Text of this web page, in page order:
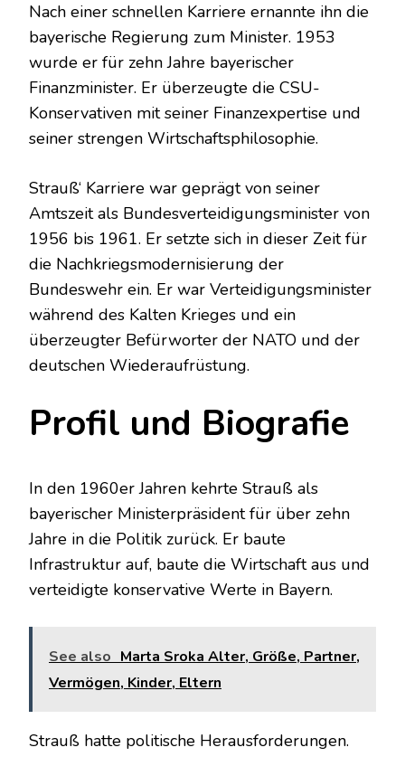
Nach einer schnellen Karriere ernannte ihn die
bayerische Regierung zum Minister. 1953
wurde er für zehn Jahre bayerischer
Finanzminister. Er überzeugte die CSU-
Konservativen mit seiner Finanzexpertise und
seiner strengen Wirtschaftsphilosophie.
Strauß‘ Karriere war geprägt von seiner
Amtszeit als Bundesverteidigungsminister von
1956 bis 1961. Er setzte sich in dieser Zeit für
die Nachkriegsmodernisierung der
Bundeswehr ein. Er war Verteidigungsminister
während des Kalten Krieges und ein
überzeugter Befürworter der NATO und der
deutschen Wiederaufrüstung.
Profil und Biografie
In den 1960er Jahren kehrte Strauß als
bayerischer Ministerpräsident für über zehn
Jahre in die Politik zurück. Er baute
Infrastruktur auf, baute die Wirtschaft aus und
verteidigte konservative Werte in Bayern.
See also Marta Sroka Alter, Größe, Partner,
Vermögen, Kinder, Eltern
Strauß hatte politische Herausforderungen.